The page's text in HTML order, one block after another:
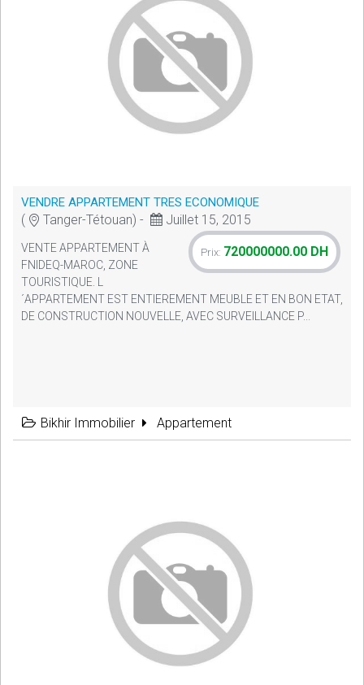
VENDRE APPARTEMENT TRES ECONOMIQUE
( Tanger-Tétouan) - Juillet 15, 2015
Prix: 720000000.00 DH
VENTE APPARTEMENT À
FNIDEQ-MAROC, ZONE
TOURISTIQUE. L
´APPARTEMENT EST ENTIEREMENT MEUBLE ET EN BON ETAT,
DE CONSTRUCTION NOUVELLE, AVEC SURVEILLANCE P...
Bikhir Immobilier Appartement